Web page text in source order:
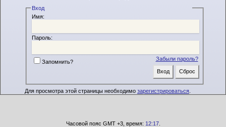
Вход
Имя:
Пароль:
Забыли пароль?
Запомнить?
Для просмотра этой страницы необходимо зарегистрироваться
Часовой пояс GMT +3, время: 12:17.